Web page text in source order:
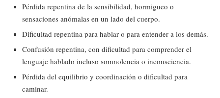
Pérdida repentina de la sensibilidad, hormigueo o
sensaciones anómalas en un lado del cuerpo.
Dificultad repentina para hablar o para entender a los demás.
Confusión repentina, con dificultad para comprender el
lenguaje hablado incluso somnolencia o inconsciencia.
Pérdida del equilibrio y coordinación o dificultad para
caminar.